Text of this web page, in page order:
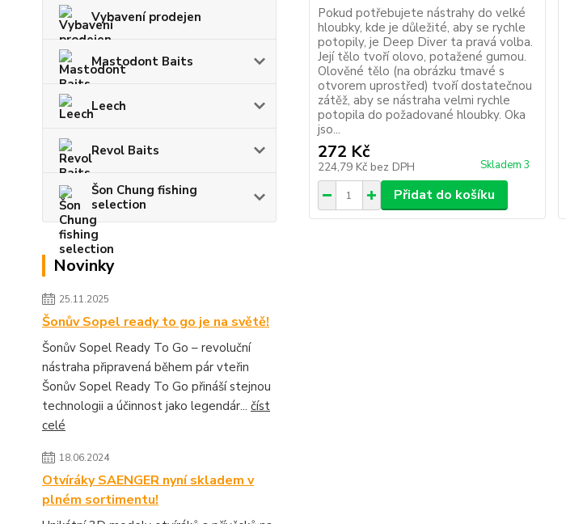
Vybavení prodejen
Mastodont Baits
Leech
Revol Baits
Šon Chung fishing
selection
Novinky
25.11.2025
Šonův Sopel ready to go je na světě!
Šonův Sopel Ready To Go – revoluční
nástraha připravená během pár vteřin
Šonův Sopel Ready To Go přináší stejnou
technologii a účinnost jako legendár... číst
celé
18.06.2024
Otvíráky SAENGER nyní skladem v
plném sortimentu!
Pokud potřebujete nástrahy do velké
hloubky, kde je důležité, aby se rychle
potopily, je Deep Diver ta pravá volba.
Její tělo tvoří olovo, potažené gumou.
Olověné tělo (na obrázku tmavé s
otvorem uprostřed) tvoří dostatečnou
zátěž, aby se nástraha velmi rychle
potopila do požadované hloubky. Oka
jso...
272 Kč
224,79 Kč bez DPH Skladem 3
Přidat do košíku